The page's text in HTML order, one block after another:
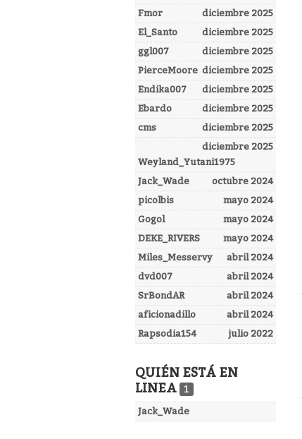
diciembre 2025
Fmor
diciembre 2025
El_Santo
diciembre 2025
ggl007
diciembre 2025
PierceMoore
diciembre 2025
Endika007
diciembre 2025
Ebardo
diciembre 2025
cms
diciembre 2025
Weyland_Yutani1975
octubre 2024
Jack_Wade
mayo 2024
picolbis
mayo 2024
Gogol
mayo 2024
DEKE_RIVERS
abril 2024
Miles_Messervy
abril 2024
dvd007
abril 2024
SrBondAR
abril 2024
aficionadillo
julio 2022
Rapsodia154
QUIÉN ESTÁ EN
LINEA 1
Jack_Wade